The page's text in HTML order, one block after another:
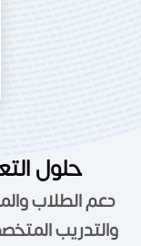
حلول
دعم الطلاب
والتدريب